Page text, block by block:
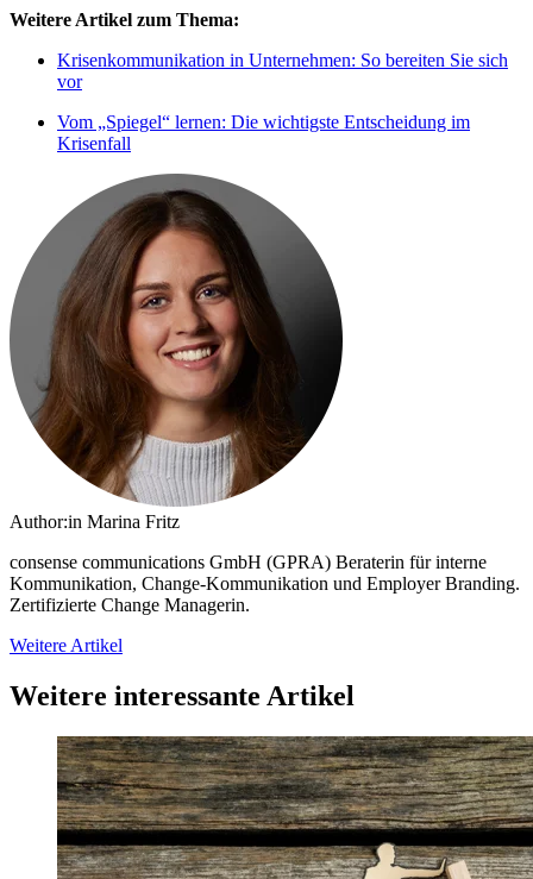
Weitere Artikel zum Thema:
Krisenkommunikation in Unternehmen: So bereiten Sie sich
vor
Vom „Spiegel“ lernen: Die wichtigste Entscheidung im
Krisenfall
Author:in Marina Fritz
consense communications GmbH (GPRA) Beraterin für interne
Kommunikation, Change-Kommunikation und Employer Branding.
Zertifizierte Change Managerin.
Weitere Artikel
Weitere interessante Artikel